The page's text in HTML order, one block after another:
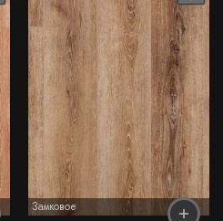
Замковое